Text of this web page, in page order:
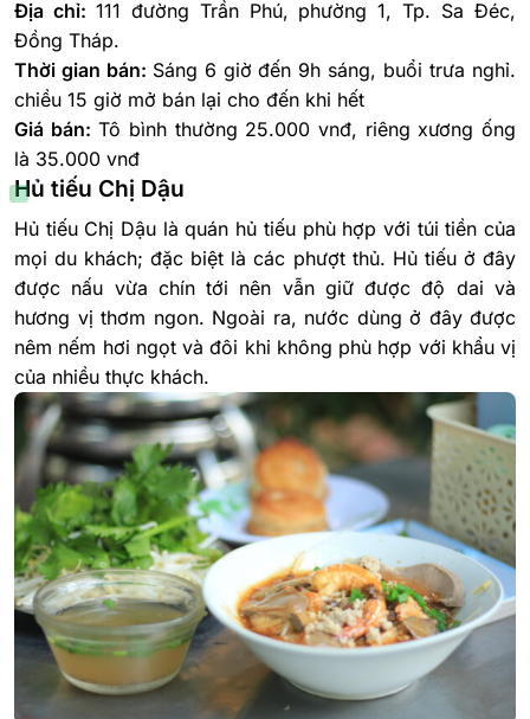
Địa chỉ: 111 đường Trần Phú, phường 1, Tp. Sa Đéc,
Đồng Tháp.
Thời gian bán: Sáng 6 giờ đến 9h sáng, buổi trưa nghỉ.
chiều 15 giờ mở bán lại cho đến khi hết
Giá bán: Tô bình thường 25.000 vnđ, riêng xương ống
là 35.000 vnđ
Hủ tiếu Chị Dậu
Hủ tiếu Chị Dậu là quán hủ tiếu phù hợp với túi tiền của
mọi du khách; đặc biệt là các phượt thủ. Hủ tiếu ở đây
được nấu vừa chín tới nên vẫn giữ được độ dai và
hương vị thơm ngon. Ngoài ra, nước dùng ở đây được
nêm nếm hơi ngọt và đôi khi không phù hợp với khẩu vị
của nhiều thực khách.